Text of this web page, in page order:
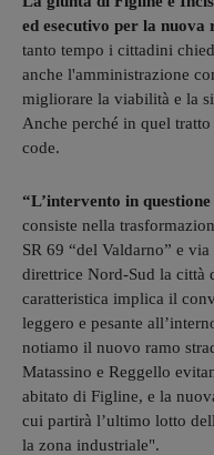
ed esecutivo per la
tanto tempo i cittadini
anche l'amministrazione
migliorare la viabilità e la
Anche perché in quel
code.
“L’intervento in questione
consiste nella
SR 69 “del Valdarno” e
direttrice Nord-Sud la città
caratteristica implica il
leggero e pesante
notiamo il nuovo ramo
Matassino e Reggello
abitato di Figline, e la
cui partirà l’ultimo lotto
la zona industriale".